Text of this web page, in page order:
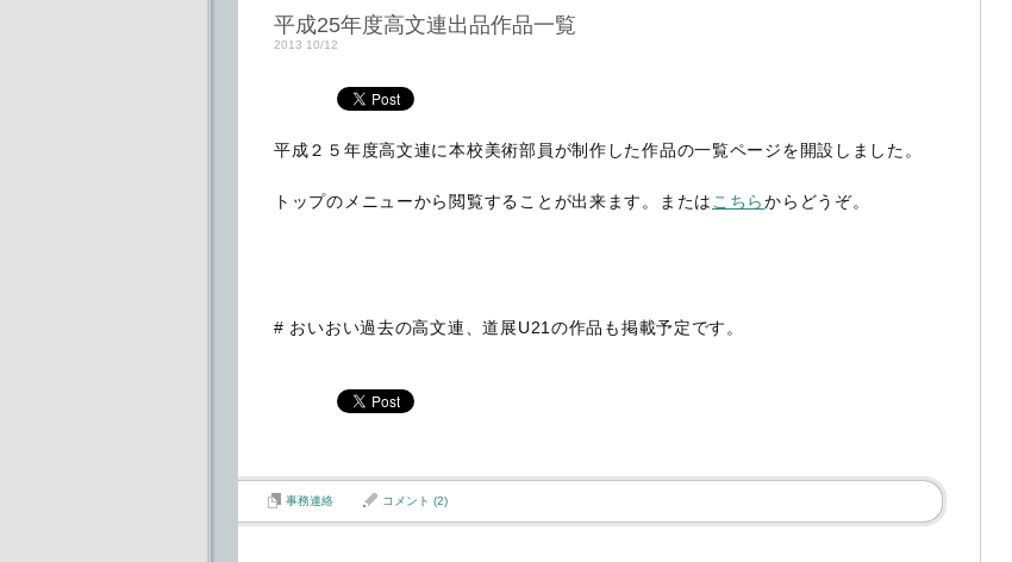
平成25年度高文連出品作品一覧
2013 10/12
平成２５年度高文連に本校美術部員が制作した作品の一覧ページを開設しました。
トップのメニューから閲覧することが出来ます。または こちらからどうぞ。
# おいおい過去の高文連、道展U21の作品も掲載予定です。
事務連絡 コメント (2)